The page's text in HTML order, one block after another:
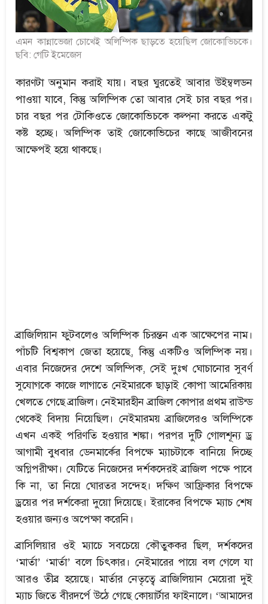
এমন কান্নাভেজা চোখেই অলিম্পিক ছাড়তে হয়েছিল জোকোভিচকে।
ছবি: গেটি ইমেজেস
কারণটা অনুমান করাই যায়। বছর ঘুরতেই আবার উইম্বলডন
পাওয়া যাবে, কিন্তু অলিম্পিক তো আবার সেই চার বছর পর।
চার বছর পর টোকিওতে জোকোভিচকে কল্পনা করতে একটু
কষ্ট হচ্ছে। অলিম্পিক তাই জোকোভিচের কাছে আজীবনের
আক্ষেপই হয়ে থাকছে।
ব্রাজিলিয়ান ফুটবলেও অলিম্পিক চিরন্তন এক আক্ষেপের নাম।
পাঁচটি বিশ্বকাপ জেতা হয়েছে, কিন্তু একটিও অলিম্পিক নয়।
এবার নিজেদের দেশে অলিম্পিক, সেই দুঃখ ঘোচানোর সুবর্ণ
সুযোগকে কাজে লাগাতে নেইমারকে ছাড়াই কোপা আমেরিকায়
খেলতে গেছে ব্রাজিল। নেইমারহীন ব্রাজিল কোপার প্রথম রাউন্ড
থেকেই বিদায় নিয়েছিল। নেইমারময় ব্রাজিলেরও অলিম্পিকে
এখন একই পরিণতি হওয়ার শঙ্কা। পরপর দুটি গোলশূন্য ড্র
আগামী বুধবার ডেনমার্কের বিপক্ষে ম্যাচটাকে বানিয়ে দিচ্ছে
অগ্নিপরীক্ষা। যেটিতে নিজেদের দর্শকদেরই ব্রাজিল পক্ষে পাবে
কি না, তা নিয়ে ঘোরতর সন্দেহ। দক্ষিণ আফ্রিকার বিপক্ষে
ড্রয়ের পর দর্শকেরা দুয়ো দিয়েছে। ইরাকের বিপক্ষে ম্যাচ শেষ
হওয়ার জন্যও অপেক্ষা করেনি।
ব্রাসিলিয়ার ওই ম্যাচে সবচেয়ে কৌতুককর ছিল, দর্শকদের
‘মার্তা’ ‘মার্তা’ বলে চিৎকার। নেইমারের পায়ে বল গেলে যা
আরও তীব্র হয়েছে। মার্তার নেতৃত্বে ব্রাজিলিয়ান মেয়েরা দুই
ম্যাচ জিতে বীরদর্পে উঠে গেছে কোয়ার্টার ফাইনালে। ‘আমাদের